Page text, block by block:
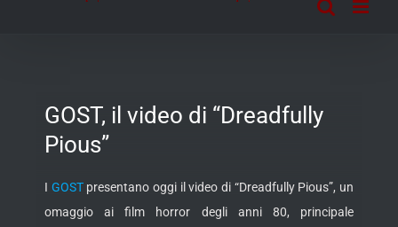
GOST, il video di “Dreadfully
Pious”
I GOSTpresentano oggi il video di “Dreadfully Pious”, un
omaggio ai film horror degli anni 80, principale